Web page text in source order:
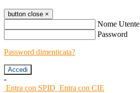
button close ×
Nome Utente
Password
Password dimenticata?
-
Entra con SPID Entra con CIE